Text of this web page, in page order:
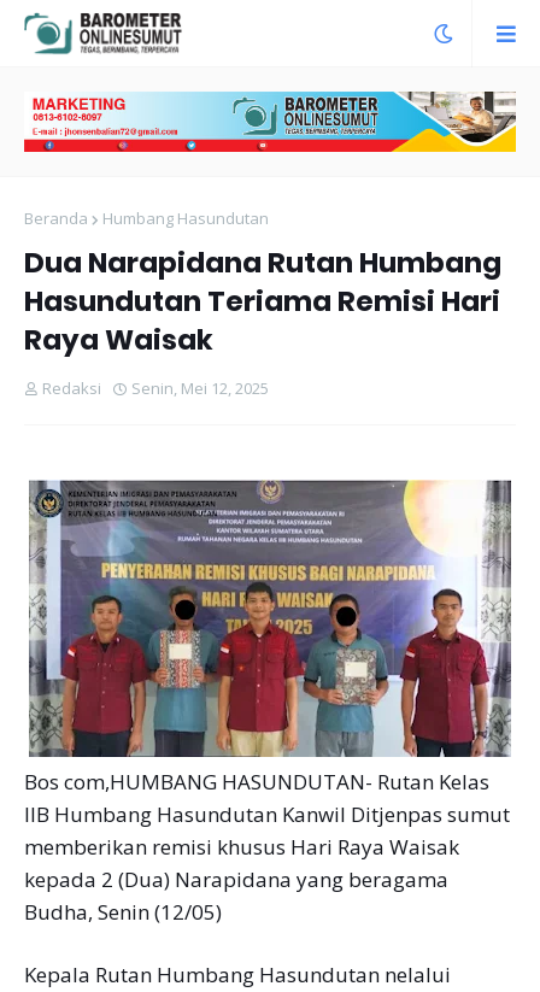
Beranda Humbang Hasundutan
Dua Narapidana Rutan Humbang
Hasundutan Teriama Remisi Hari
Raya Waisak
Redaksi Senin, Mei 12, 2025
Bos com,HUMBANG HASUNDUTAN- Rutan Kelas
IIB Humbang Hasundutan Kanwil Ditjenpas sumut
memberikan remisi khusus Hari Raya Waisak
kepada 2 (Dua) Narapidana yang beragama
Budha, Senin (12/05)
Kepala Rutan Humbang Hasundutan nelalui